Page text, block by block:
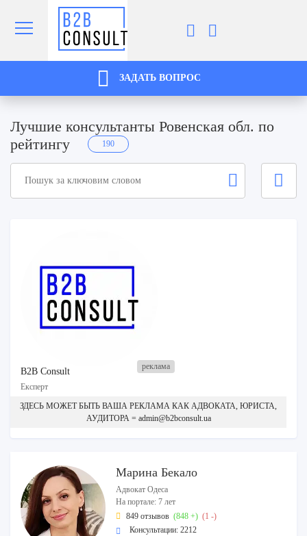
ЗАДАТЬ ВОПРОС
Лучшие консультанты Ровенская обл. по
рейтингу
190
B2B Consult
Експерт
ЗДЕСЬ МОЖЕТ БЫТЬ ВАША РЕКЛАМА КАК АДВОКАТА, ЮРИСТА,
АУДИТОРА = admin@b2bconsult.ua
Марина Бекало
Адвокат Одеса
На портале: 7 лет
849 отзывов (848 +) (1 -)
Консультации: 2212